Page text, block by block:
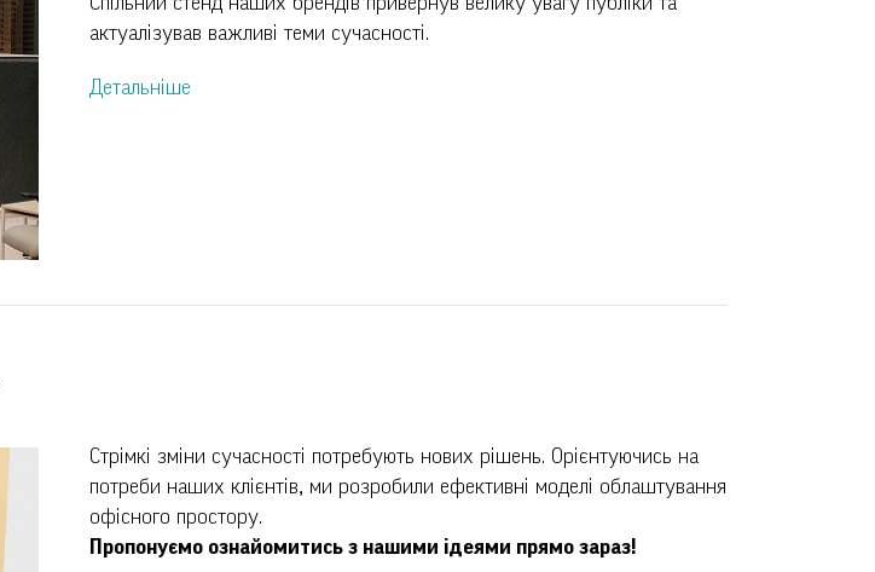
актуалізував важливі теми сучасності.
Детальніше
Стрімкі зміни сучасності потребують нових рішень. Орієнтуючись на
потреби наших клієнтів, ми розробили ефективні моделі облаштування
офісного простору.
Пропонуємо ознайомитись з нашими ідеями прямо зараз!